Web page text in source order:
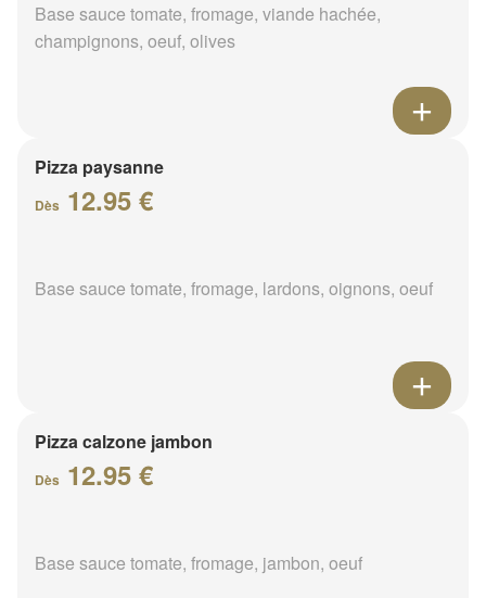
Base sauce tomate, fromage, viande hachée,
champignons, oeuf, olives
Pizza paysanne
Dès 12.95 €
Base sauce tomate, fromage, lardons, oignons, oeuf
Pizza calzone jambon
Dès 12.95 €
Base sauce tomate, fromage, jambon, oeuf